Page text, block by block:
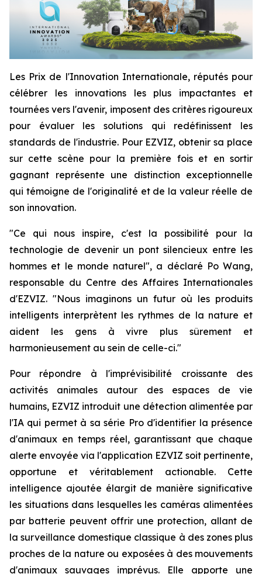
Les Prix de l'Innovation Internationale, réputés pour
célébrer les innovations les plus impactantes et
tournées vers l'avenir, imposent des critères rigoureux
pour évaluer les solutions qui redéfinissent les
standards de l'industrie. Pour EZVIZ, obtenir sa place
sur cette scène pour la première fois et en sortir
gagnant représente une distinction exceptionnelle
qui témoigne de l'originalité et de la valeur réelle de
son innovation.
"Ce qui nous inspire, c'est la possibilité pour la
technologie de devenir un pont silencieux entre les
hommes et le monde naturel", a déclaré Po Wang,
responsable du Centre des Affaires Internationales
d'EZVIZ. "Nous imaginons un futur où les produits
intelligents interprètent les rythmes de la nature et
aident les gens à vivre plus sûrement et
harmonieusement au sein de celle-ci."
Pour répondre à l'imprévisibilité croissante des
activités animales autour des espaces de vie
humains, EZVIZ introduit une détection alimentée par
l'IA qui permet à sa série Pro d'identifier la présence
d'animaux en temps réel, garantissant que chaque
alerte envoyée via l'application EZVIZ soit pertinente,
opportune et véritablement actionable. Cette
intelligence ajoutée élargit de manière significative
les situations dans lesquelles les caméras alimentées
par batterie peuvent offrir une protection, allant de
la surveillance domestique classique à des zones plus
proches de la nature ou exposées à des mouvements
d'animaux sauvages imprévus. Elle apporte une